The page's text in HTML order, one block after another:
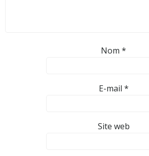
Nom *
E-mail *
Site web